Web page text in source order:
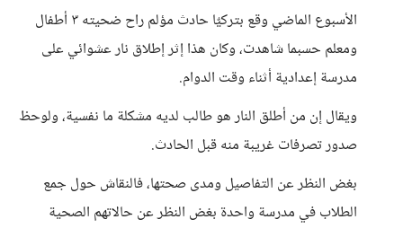
الأسبوع الماضي وقع بتركيٌا حادث مؤلم راح ضحيته ٣ أطفال
ومعلم حسبما شاهدت، وكان هذا إثر إطلاق نار عشوائي على
مدرسة إعدادية أثناء وقت الدوام.
ويقال إن من أطلق النار هو طالب لديه مشكلة ما نفسية، ولوحظ
صدور تصرفات غريبة منه قبل الحادث.
بغض النظر عن التفاصيل ومدى صحتها، فالنقاش حول جمع
الطلاب في مدرسة واحدة بغض النظر عن حالاتهم الصحية